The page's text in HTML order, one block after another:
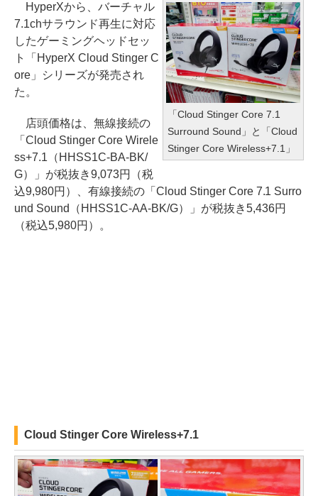
「Cloud Stinger Core 7.1
Surround Sound」と「Cloud
Stinger Core Wireless+7.1」
HyperXから、バーチャル
7.1chサラウンド再生に対応
したゲーミングヘッドセッ
ト「HyperX Cloud Stinger C
ore」シリーズが発売され
た。
店頭価格は、無線接続の
「Cloud Stinger Core Wirele
ss+7.1（HHSS1C-BA-BK/
G）」が税抜き9,073円（税
込9,980円）、有線接続の「Cloud Stinger Core 7.1 Surro
und Sound（HHSS1C-AA-BK/G）」が税抜き5,436円
（税込5,980円）。
Cloud Stinger Core Wireless+7.1